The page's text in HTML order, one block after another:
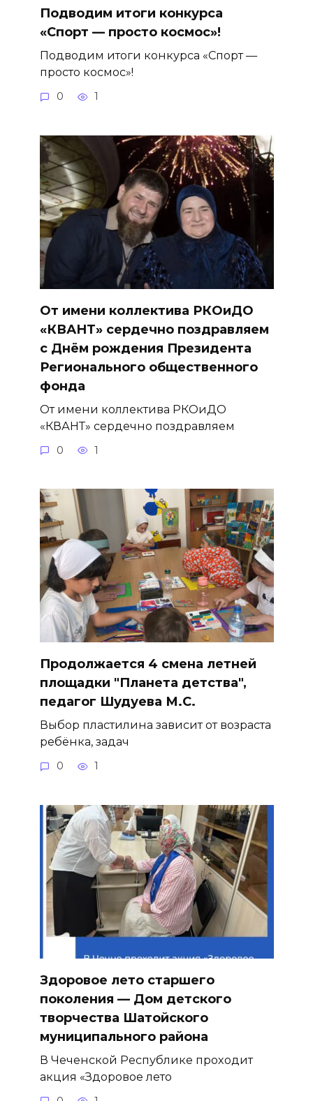
Подводим итоги конкурса
«Спорт — просто космос»!
Подводим итоги конкурса «Спорт —
просто космос»!
0 1
От имени коллектива РКОиДО
«КВАНТ» сердечно поздравляем
с Днём рождения Президента
Регионального общественного
фонда
От имени коллектива РКОиДО
«КВАНТ» сердечно поздравляем
0 1
Продолжается 4 смена летней
площадки "Планета детства",
педагог Шудуева М.С.
Выбор пластилина зависит от возраста
ребёнка, задач
0 1
Здоровое лето старшего
поколения — Дом детского
творчества Шатойского
муниципального района
В Чеченской Республике проходит
акция «Здоровое лето